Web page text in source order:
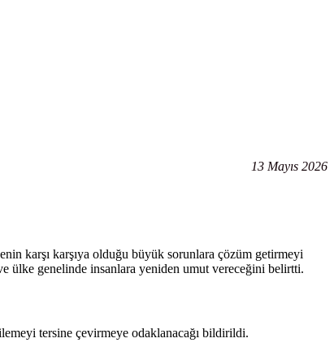
13 Mayıs 2026
karşı karşıya olduğu büyük sorunlara çözüm getirmeyi
ülke genelinde insanlara yeniden umut vereceğini belirtti.
tersine çevirmeye odaklanacağı bildirildi.